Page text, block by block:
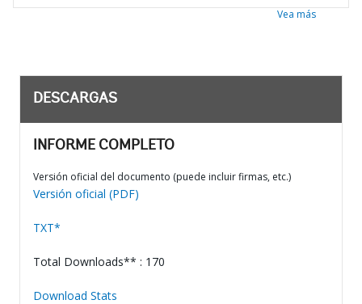
Vea más
DESCARGAS
INFORME COMPLETO
Versión oficial del documento (puede incluir firmas, etc.)
Versión oficial (PDF)
TXT*
Total Downloads** : 170
Download Stats